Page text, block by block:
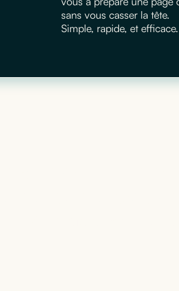
sans vous casser la tête.
Simple, rapide, et efficace.